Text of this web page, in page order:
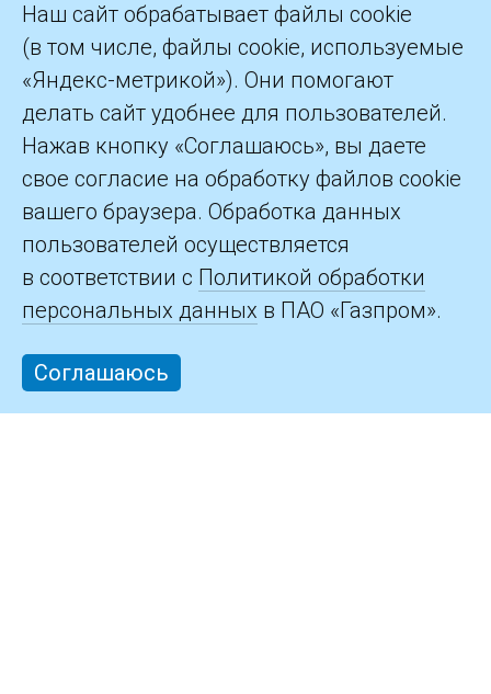
©2026 ПАО «Газпром»
Контакты
Наш сайт обрабатывает файлы cookie
(в том числе, файлы cookie, используемые
«Яндекс-метрикой»). Они помогают
делать сайт удобнее для пользователей.
Нажав кнопку «Соглашаюсь», вы даете
свое согласие на обработку файлов cookie
вашего браузера. Обработка данных
пользователей осуществляется
в соответствии с Политикой обработки
персональных данных в ПАО «Газпром».
Соглашаюсь